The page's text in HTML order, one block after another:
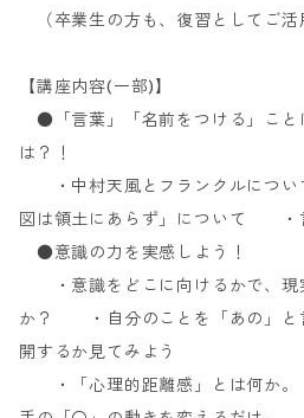
（卒業生の方も、復習としてご活
【講座内容(一部)】
●「言葉」「名前をつける」こと
は？！
・中村天風とフランクルにつ
図は領土にあらず」について ・
●意識の力を実感しよう！
・意識をどこに向けるかで、現
か？ ・自分のことを「あの」と
開するか見てみよう
・「心理的距離感」とは何か